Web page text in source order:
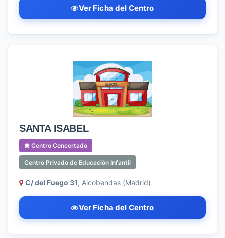
Ver Ficha del Centro
SANTA ISABEL
Centro Concertado
Centro Privado de Educación Infantil
C/ del Fuego 31, Alcobendas (Madrid)
Ver Ficha del Centro